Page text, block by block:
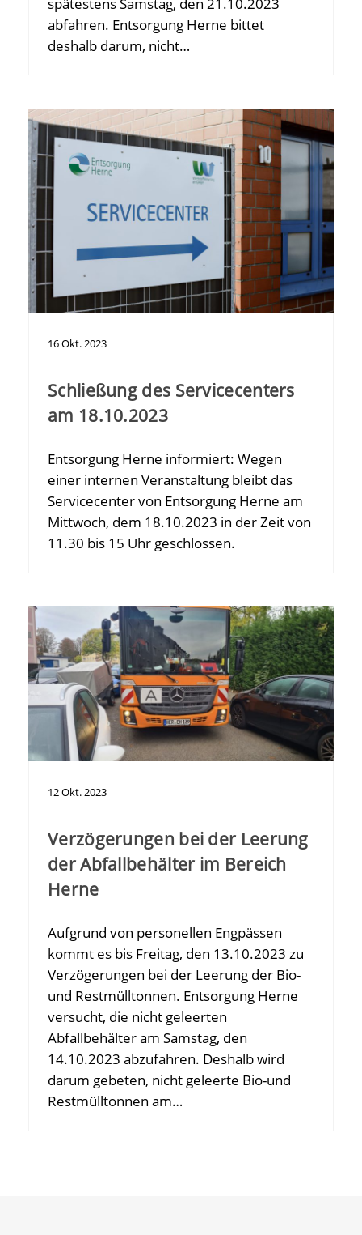
abfahren. Entsorgung Herne bittet
deshalb darum, nicht…
16Okt. 2023
Schließung des Servicecenters
am 18.10.2023
Entsorgung Herne informiert: Wegen
einer internen Veranstaltung bleibt das
Servicecenter von Entsorgung Herne am
Mittwoch, dem 18.10.2023 in der Zeit von
11.30 bis 15 Uhr geschlossen.
12Okt.2023
Verzögerungen bei der Leerung
der Abfallbehälter im Bereich
Herne
Aufgrund von personellen Engpässen
kommt es bis Freitag, den 13.10.2023 zu
Verzögerungen bei der Leerung der Bio-
und Restmülltonnen. Entsorgung Herne
versucht, die nicht geleerten
Abfallbehälter am Samstag, den
14.10.2023 abzufahren. Deshalb wird
darum gebeten, nicht geleerte Bio-und
Restmülltonnen am…